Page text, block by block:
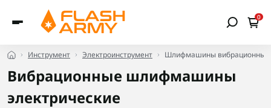
0
Инструмент Электроинструмент Шлифмашины вибрационные
Вибрационные шлифмашины
электрические